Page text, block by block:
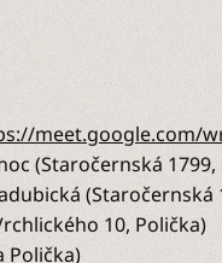
meet.google.com/
(Staročernská
(Staročernská
10, Polička)
Polička)